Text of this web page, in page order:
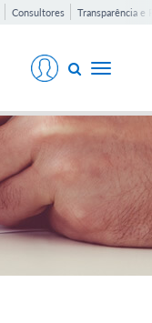
Consultores Transparência e
Toggle